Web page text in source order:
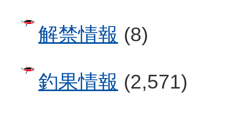
解禁情報 (8)
釣果情報 (2,571)